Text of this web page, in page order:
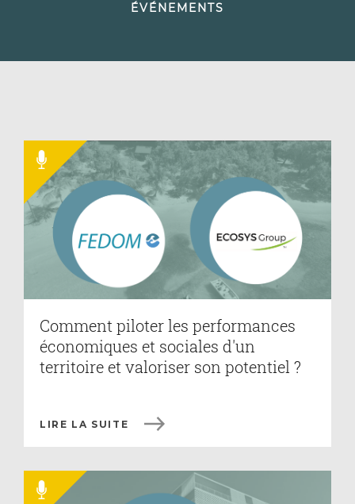
ÉVÉNEMENTS
Comment piloter les performances
économiques et sociales d'un
territoire et valoriser son potentiel ?
LIRE LA SUITE